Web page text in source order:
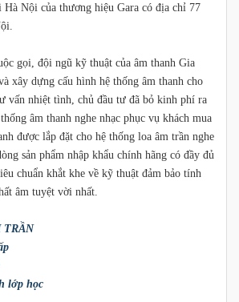
Hà Nội của thương hiệu Gara có địa chỉ 77
gọi, đội ngũ kỹ thuật của âm thanh Gia
xây dựng cấu hình hệ thống âm thanh cho
vấn nhiệt tình, chủ đầu tư đã bỏ kinh phí ra
âm thanh nghe nhạc phục vụ khách mua
được lắp đặt cho hệ thống loa âm trần nghe
sản phẩm nhập khẩu chính hãng có đầy đủ
chuẩn khắt khe về kỹ thuật đảm bảo tính
âm tuyệt vời nhất.
TRẦN
lớp học